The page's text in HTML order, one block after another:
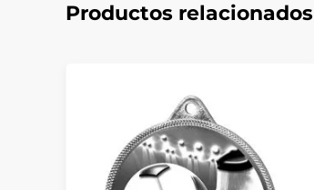
Productos relacionados